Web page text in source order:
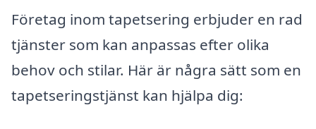
Företag inom tapetsering erbjuder en rad
tjänster som kan anpassas efter olika
behov och stilar. Här är några sätt som en
tapetseringstjänst kan hjälpa dig: